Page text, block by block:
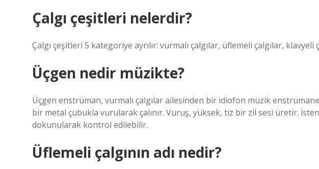
Çalgı çeşitleri nelerdir?
Çalgı çeşitleri 5 kategoriye ayrılır: vurmalı çalgılar, üflemeli çalgılar, klavyeli
Üçgen nedir müzikte?
Üçgen enstrüman, vurmalı çalgılar ailesinden bir idiofon müzik
bir metal çubukla vurularak çalınır. Vuruş, yüksek, tiz bir zil sesi üretir.
dokunularak kontrol edilebilir.
Üflemeli çalgının adı nedir?